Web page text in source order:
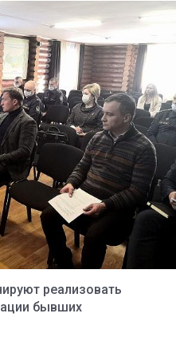
реализовать
бывших